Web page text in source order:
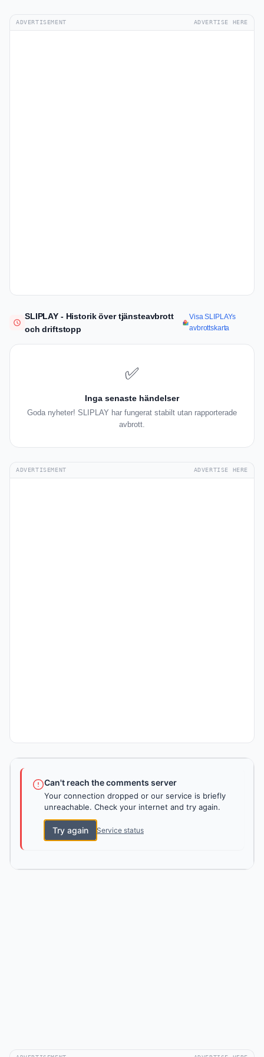
ADVERTISEMENT ADVERTISE HERE
SLIPLAY - Historik över tjänsteavbrott
och driftstopp
Visa SLIPLAYs
avbrottskarta
✅
Inga senaste händelser
Goda nyheter! SLIPLAY har fungerat stabilt utan rapporterade
avbrott.
ADVERTISEMENT ADVERTISE HERE
Can't reach the comments server
Your connection dropped or our service is briefly
unreachable. Check your internet and try again.
Try again Service status